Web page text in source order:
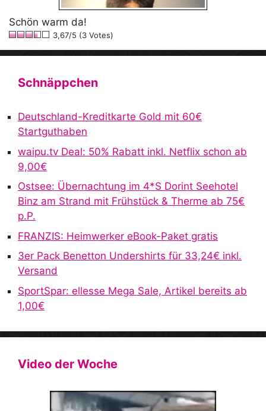
Schön warm da!
3,67/5 (3 Votes)
Schnäppchen
Deutschland-Kreditkarte Gold mit 60€
Startguthaben
waipu.tv Deal: 50% Rabatt inkl. Netflix schon ab
9,00€
Ostsee: Übernachtung im 4*S Dorint Seehotel
Binz am Strand mit Frühstück & Therme ab 75€
p.P.
FRANZIS: Heimwerker eBook-Paket gratis
3er Pack Benetton Undershirts für 33,24€ inkl.
Versand
SportSpar: ellesse Mega Sale, Artikel bereits ab
1,00€
Video der Woche